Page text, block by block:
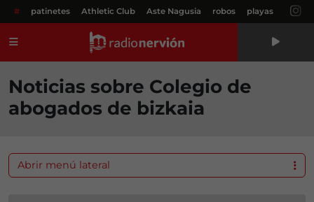
# patinetes Athletic Club Aste Nagusia robos playas
Noticias sobre Colegio de
abogados de bizkaia
Abrir menú lateral